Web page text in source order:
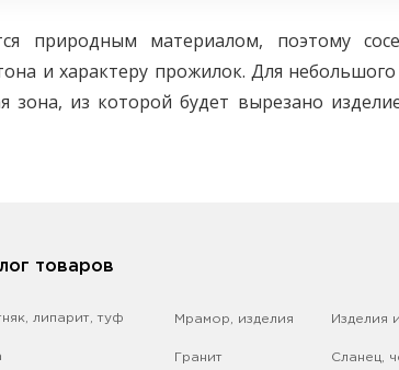
природным материалом, поэтому
и характеру прожилок. Для
зона, из которой будет вырезано
товаров
липарит, туф Мрамор, изделия
Гранит
Изделия
Сланец,